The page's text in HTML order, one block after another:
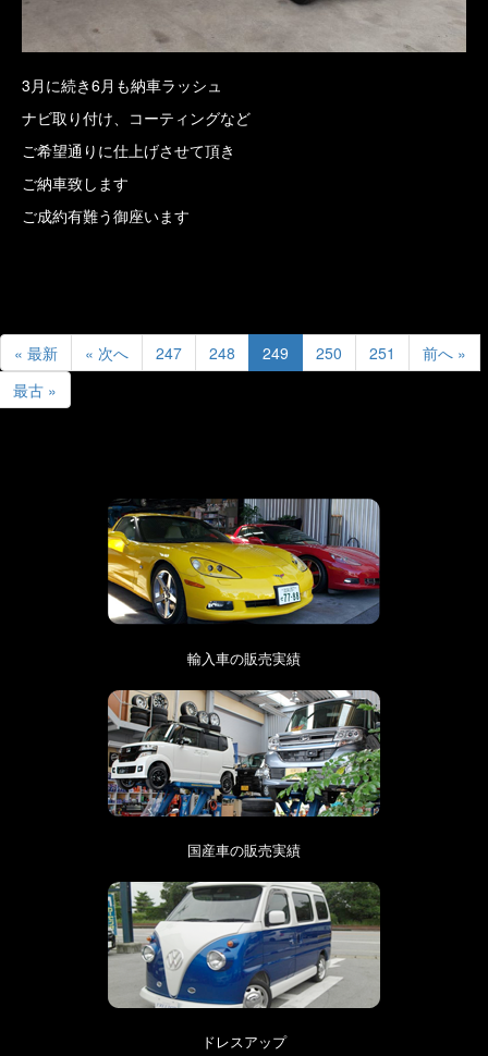
3月に続き6月も納車ラッシュ
ナビ取り付け、コーティングなど
ご希望通りに仕上げさせて頂き
ご納車致します
ご成約有難う御座います
« 最新 « 次へ 247 248 249 250 251
前へ »
最古 »
輸入車の販売実績
国産車の販売実績
ドレスアップ